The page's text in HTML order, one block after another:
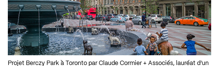
Projet Berczy Park à Toronto par Claude Cormier + Associés, lauréat d’un